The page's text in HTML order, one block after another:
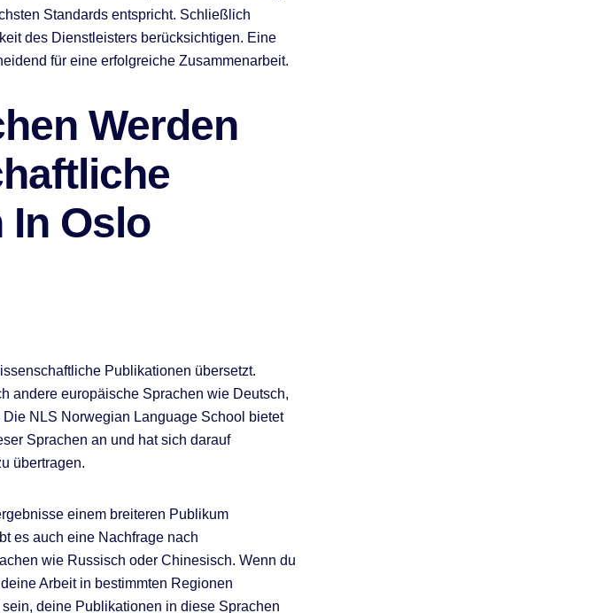
Standards entspricht. Schließlich
des Dienstleisters berücksichtigen. Eine
für eine erfolgreiche Zusammenarbeit.
Werden
In Oslo
Publikationen übersetzt.
andere europäische Sprachen wie Deutsch,
NLS Norwegian Language School bietet
Sprachen an und hat sich darauf
übertragen.
einem breiteren Publikum
es auch eine Nachfrage nach
wie Russisch oder Chinesisch. Wenn du
Arbeit in bestimmten Regionen
deine Publikationen in diese Sprachen